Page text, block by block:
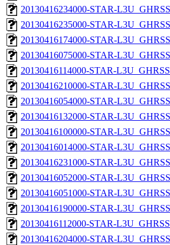
20130416234000-STAR-
20130416235000-STAR-
20130416174000-STAR-
20130416075000-STAR-
20130416114000-STAR-
20130416210000-STAR-
20130416054000-STAR-
20130416132000-STAR-
20130416100000-STAR-
20130416014000-STAR-
20130416231000-STAR-
20130416052000-STAR-
20130416051000-STAR-
20130416190000-STAR-
20130416112000-STAR-
20130416204000-STAR-